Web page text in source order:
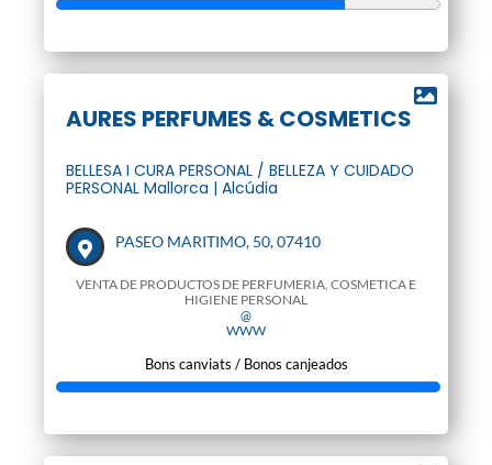
WWW
AURES PERFUMES & COSMETICS
BELLESA I CURA PERSONAL / BELLEZA Y CUIDADO
PERSONAL Mallorca | Alcúdia
PASEO MARITIMO, 50, 07410
VENTA DE PRODUCTOS DE PERFUMERIA, COSMETICA E
HIGIENE PERSONAL
@
WWW
Bons canviats / Bonos canjeados